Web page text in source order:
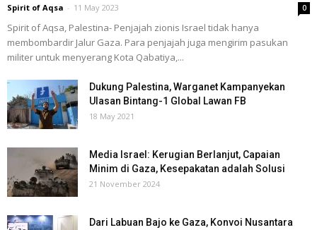
Spirit of Aqsa - 11 May 2023 0
Spirit of Aqsa, Palestina- Penjajah zionis Israel tidak hanya
membombardir Jalur Gaza. Para penjajah juga mengirim pasukan
militer untuk menyerang Kota Qabatiya,...
Dukung Palestina, Warganet Kampanyekan
Ulasan Bintang-1 Global Lawan FB
18 May 2021
Media Israel: Kerugian Berlanjut, Capaian
Minim di Gaza, Kesepakatan adalah Solusi
21 November 2024
Dari Labuan Bajo ke Gaza, Konvoi Nusantara